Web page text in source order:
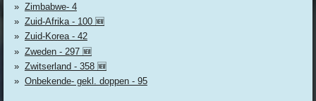
Zimbabwe- 4
Zuid-Afrika - 100 🆕
Zuid-Korea - 42
Zweden - 297 🆕
Zwitserland - 358 🆕
Onbekende- gekl. doppen - 95